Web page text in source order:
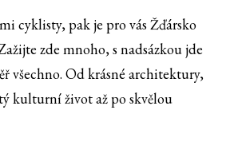
cyklisty, pak je pro vás Žďársko
zde mnoho, s nadsázkou jde
všechno. Od krásné architektury,
kulturní život až po skvělou